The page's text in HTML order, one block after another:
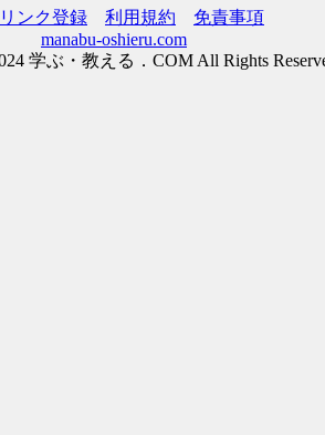
ンク登録 利用規約
免責事項
manabu-oshieru.com
学ぶ・教える．COM All Rights